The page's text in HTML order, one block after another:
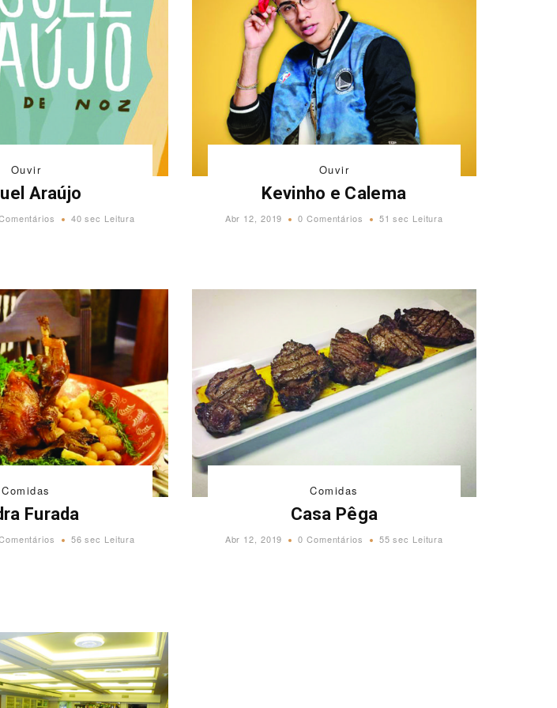
Ouvir
Araújo
40 sec Leitura
Ouvir
Kevinho e Calema
Abr 12, 2019 0 Comentários 51 sec Leitura
Comidas
Furada
56 sec Leitura
Comidas
Casa Pêga
Abr 12, 2019 0 Comentários 55 sec Leitura